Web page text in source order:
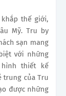
thế giới,
Mỹ. Tru by
sạn mang
với những
thiết kế
trung của Tru
được những